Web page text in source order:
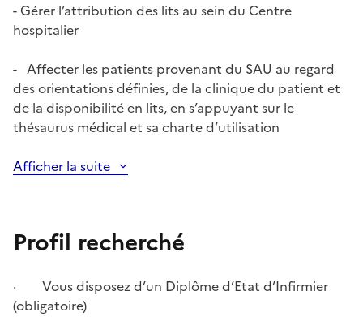
- Gérer l’attribution des lits au sein du Centre
hospitalier
- Affecter les patients provenant du SAU au regard
des orientations définies, de la clinique du patient et
de la disponibilité en lits, en s’appuyant sur le
thésaurus médical et sa charte d’utilisation
Afficher la suite
Profil recherché
· Vous disposez d’un Diplôme d’Etat d’Infirmier
(obligatoire)